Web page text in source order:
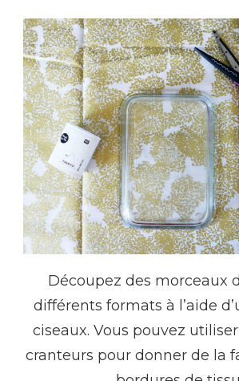
Découpez des morceaux
différents formats à l’aide
ciseaux. Vous pouvez
cranteurs pour donner de la